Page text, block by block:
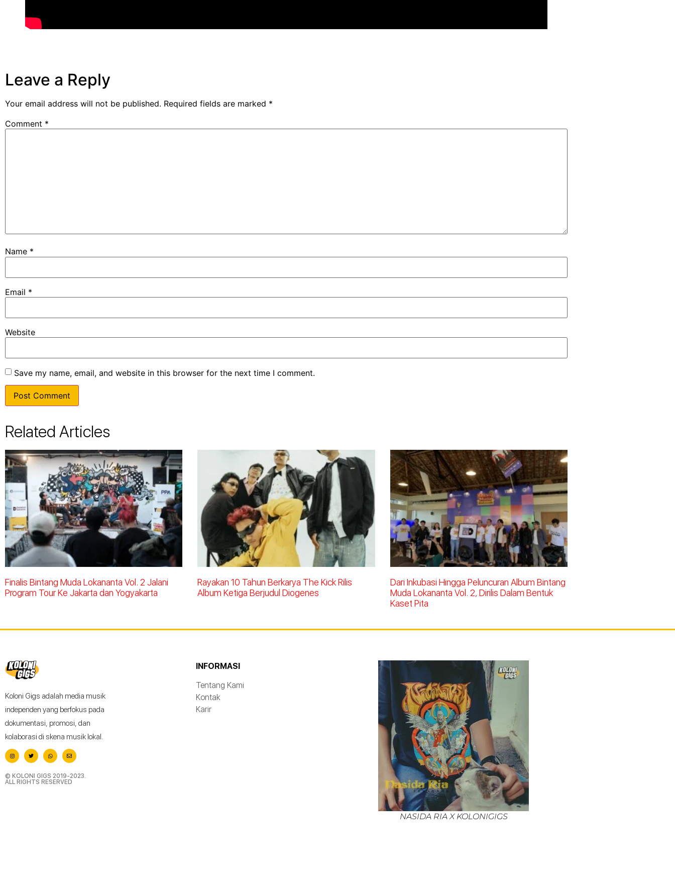
Leave a Reply
Your email address will not be published. Required fields are marked *
Comment *
Name *
Email *
Website
Save my name, email, and website in this browser for the next time I comment.
Related Articles
Finalis Bintang Muda Lokananta Vol. 2 Jalani
Program Tour Ke Jakarta dan Yogyakarta
Rayakan 10 Tahun Berkarya The Kick Rilis
Album Ketiga Berjudul Diogenes
Dari Inkubasi Hingga Peluncuran Album Bintang
Muda Lokananta Vol. 2, Dirilis Dalam Bentuk
Kaset Pita
Koloni Gigs adalah media musik
independen yang berfokus pada
dokumentasi, promosi, dan
kolaborasi di skena musik lokal.
© KOLONI GIGS 2019-2023.
ALL RIGHTS RESERVED
INFORMASI
Tentang Kami
Kontak
Karir
NASIDA RIA X KOLONIGIGS